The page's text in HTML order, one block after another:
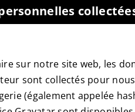
sur notre site web, les
sont collectés pour
(également appelée